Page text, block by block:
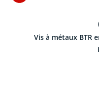
Vis à métaux BTR